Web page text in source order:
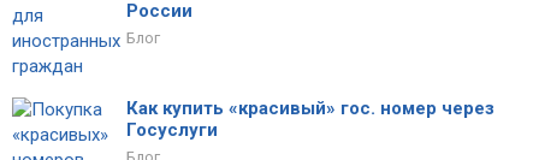
России
Блог
Как купить «красивый» гос. номер через
Госуслуги